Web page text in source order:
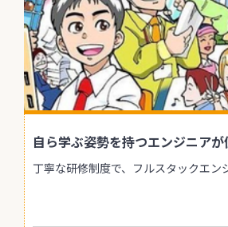
自ら学ぶ姿勢を持つエンジニア
丁寧な研修制度で、フルスタックエン